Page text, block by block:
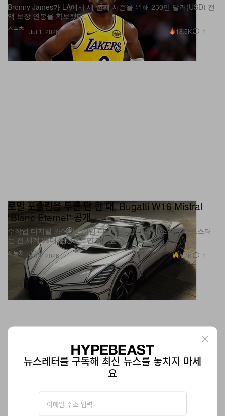
스포츠
Bronny James가 LA에서 세 번째 시즌을 위해 230만 달러(USD) 전
액 보장 연봉을 확보했다.
Jul 1, 2026 18.5K 1
자동차
로열 포슬린을 두른 단 한 대, Bugatti W16 Mistral
“Blanc Éternel” 공개
수작업 디지털 와이어프레임 리버리를 입은 이 비스포크 로드스터
는 전 세계 99대 한정으로만 제작된다.
Jul 1, 2026 4.2K 1
뉴스레터를 구독해 최신 뉴스를 놓치지 마세
요